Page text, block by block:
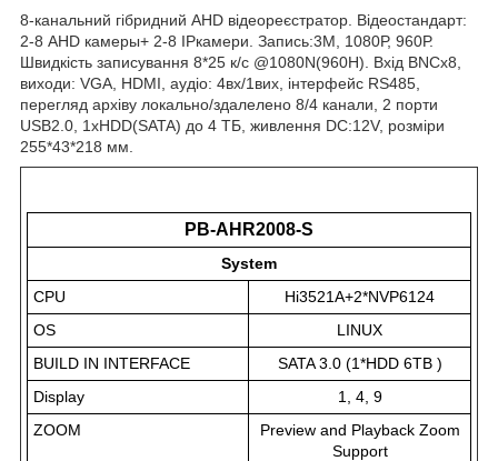
8-канальний гібридний АHD відеореєстратор. Відеостандарт:
2-8 AHD камеры+ 2-8 IPкамери. Запись:3М, 1080Р, 960Р.
Швидкість записування 8*25 к/с @1080N(960H). Вхід BNCx8,
виходи: VGA HDMI , аудіо: 4вх/1вих, інтерфейс RS485,
перегляд архіву локально/здалелено 8/4 канали, 2 порти
USB2.0, 1xHDD(SATA) до 4 ТБ, живлення DC:12V, розміри
255*43*218 мм.
PB-AHR2008-S
System
CPU
Hi3521A+2*NVP6124
OS
LINUX
BUILD IN INTERFACE
SATA 3.0 (1*HDD 6TB )
Display
1, 4, 9
ZOOM
Preview and Playback Zoom
Support